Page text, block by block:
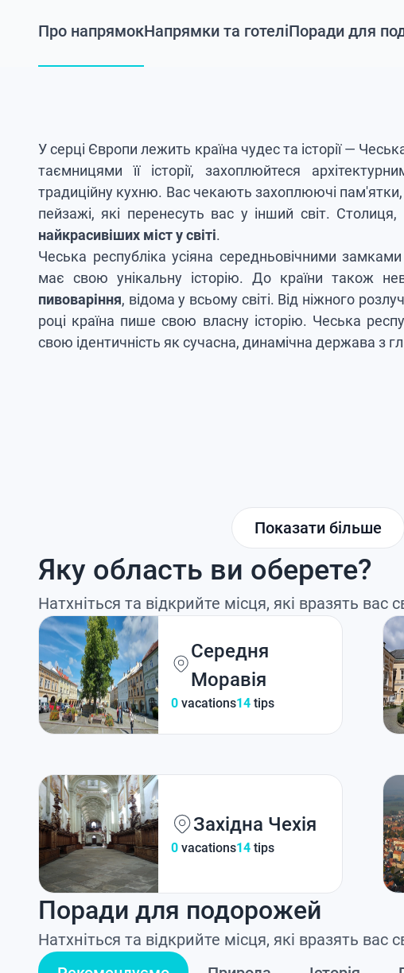
Про напрямокНапрямки та готеліПоради для
У серці Європи лежить країна чудес та історії —
таємницями її історії, захоплюйтеся
традиційну кухню. Вас чекають захоплюючі пам'ятки,
пейзажі, які перенесуть вас у інший світ.
найкрасивіших міст у світі.
Чеська республіка усіяна середньовічними
має свою унікальну історію. До країни також
пивоваріння, відома у всьому світі. Від ніжного
році країна пише свою власну історію. Чеська
свою ідентичність як сучасна, динамічна держава з
Показати більше
Яку область ви оберете?
Натхніться та відкрийте місця, які вразять
Середня
Моравія
0 vacations14 tips
Західна Чехія
0 vacations14 tips
Поради для подорожей
Натхніться та відкрийте місця, які вразять